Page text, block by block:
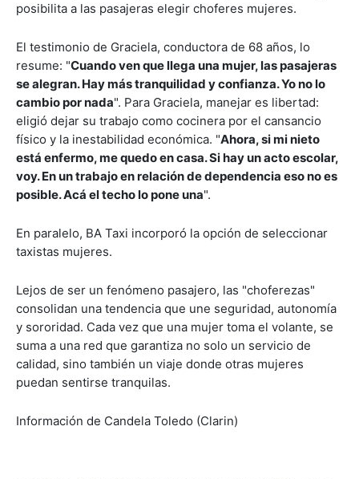
posibilita a las pasajeras elegir choferes mujeres.
El testimonio de Graciela, conductora de 68 años, lo
resume: "Cuando ven que llega una mujer, las pasajeras
se alegran. Hay más tranquilidad y confianza. Yo no lo
cambio por nada". Para Graciela, manejar es libertad:
eligió dejar su trabajo como cocinera por el cansancio
físico y la inestabilidad económica. "Ahora, si mi nieto
está enfermo, me quedo en casa. Si hay un acto escolar,
voy. En un trabajo en relación de dependencia eso no es
posible. Acá el techo lo pone una".
En paralelo, BA Taxi incorporó la opción de seleccionar
taxistas mujeres.
Lejos de ser un fenómeno pasajero, las "choferezas"
consolidan una tendencia que une seguridad, autonomía
y sororidad. Cada vez que una mujer toma el volante, se
suma a una red que garantiza no solo un servicio de
calidad, sino también un viaje donde otras mujeres
puedan sentirse tranquilas.
Información de Candela Toledo (Clarin)